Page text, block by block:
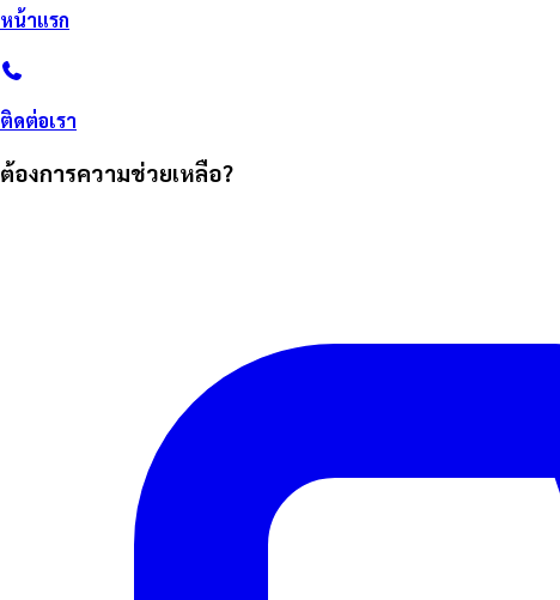
หน้าแรก
ติดต่อเรา
ต้องการความช่วยเหลือ?